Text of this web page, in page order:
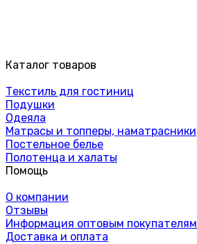
Каталог товаров
Текстиль для гостиниц
Подушки
Одеяла
Матрасы и топперы, наматрасники
Постельное белье
Полотенца и халаты
Помощь
О компании
Отзывы
Информация оптовым покупателям
Доставка и оплата